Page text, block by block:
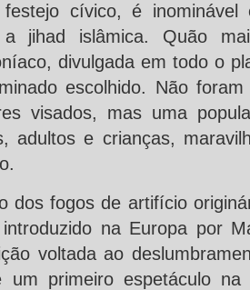
festejo cívico, é
jihad islâmica. Quão
divulgada em todo o
escolhido. Não
visados, mas uma
adultos e crianças,
dos fogos de artifício
na Europa por
voltada ao
um primeiro espetáculo na